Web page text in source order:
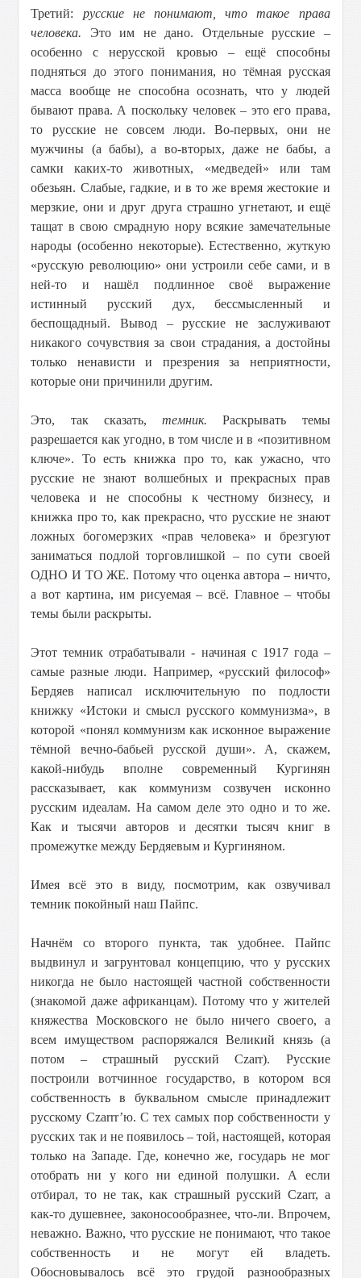
Третий: русские не понимают, что такое права
человека. Это им не дано. Отдельные русские –
особенно с нерусской кровью – ещё способны
подняться до этого понимания, но тёмная русская
масса вообще не способна осознать, что у людей
бывают права. А поскольку человек – это его права,
то русские не совсем люди. Во-первых, они не
мужчины (а бабы), а во-вторых, даже не бабы, а
самки каких-то животных, «медведей» или там
обезьян. Слабые, гадкие, и в то же время жестокие и
мерзкие, они и друг друга страшно угнетают, и ещё
тащат в свою смрадную нору всякие замечательные
народы (особенно некоторые). Естественно, жуткую
«русскую революцию» они устроили себе сами, и в
ней-то и нашёл подлинное своё выражение
истинный русский дух, бессмысленный и
беспощадный. Вывод – русские не заслуживают
никакого сочувствия за свои страдания, а достойны
только ненависти и презрения за неприятности,
которые они причинили другим.
Это, так сказать,темник.Раскрывать темы
разрешается как угодно, в том числе и в «позитивном
ключе». То есть книжка про то, как ужасно, что
русские не знают волшебных и прекрасных прав
человека и не способны к честному бизнесу, и
книжка про то, как прекрасно, что русские не знают
ложных богомерзких «прав человека» и брезгуют
заниматься подлой торговлишкой – по сути своей
ОДНО И ТО ЖЕ. Потому что оценка автора – ничто,
а вот картина, им рисуемая – всё. Главное – чтобы
темы были раскрыты.
Этот темник отрабатывали - начиная с 1917 года –
самые разные люди. Например, «русский философ»
Бердяев написал исключительную по подлости
книжку «Истоки и смысл русского коммунизма», в
которой «понял коммунизм как исконное выражение
тёмной вечно-бабьей русской души». А, скажем,
какой-нибудь вполне современный Кургинян
рассказывает, как коммунизм созвучен исконно
русским идеалам. На самом деле это одно и то же.
Как и тысячи авторов и десятки тысяч книг в
промежутке между Бердяевым и Кургиняном.
Имея всё это в виду, посмотрим, как озвучивал
темник покойный наш Пайпс.
Начнём со второго пункта, так удобнее. Пайпс
выдвинул и загрунтовал концепцию, что у русских
никогда не было настоящей частной собственности
(знакомой даже африканцам). Потому что у жителей
княжества Московского не было ничего своего, а
всем имуществом распоряжался Великий князь (а
потом – страшный русский Czarr). Русские
построили вотчинное государство, в котором вся
собственность в буквальном смысле принадлежит
русскому Czarrr’ю. С тех самых пор собственности у
русских так и не появилось – той, настоящей, которая
только на Западе. Где, конечно же, государь не мог
отобрать ни у кого ни единой полушки. А если
отбирал, то не так, как страшный русский Czarr, а
как-то душевнее, законосообразнее, что-ли. Впрочем,
неважно. Важно, что русские не понимают, что такое
собственность и не могут ей владеть.
Обосновывалось всё это грудой разнообразных